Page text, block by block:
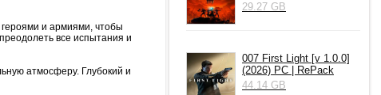
и армиями, чтобы
все испытания и
атмосферу. Глубокий и
29.27 GB
007 First Light [v 1.0.0]
(2026) PC | RePack
44.14 GB